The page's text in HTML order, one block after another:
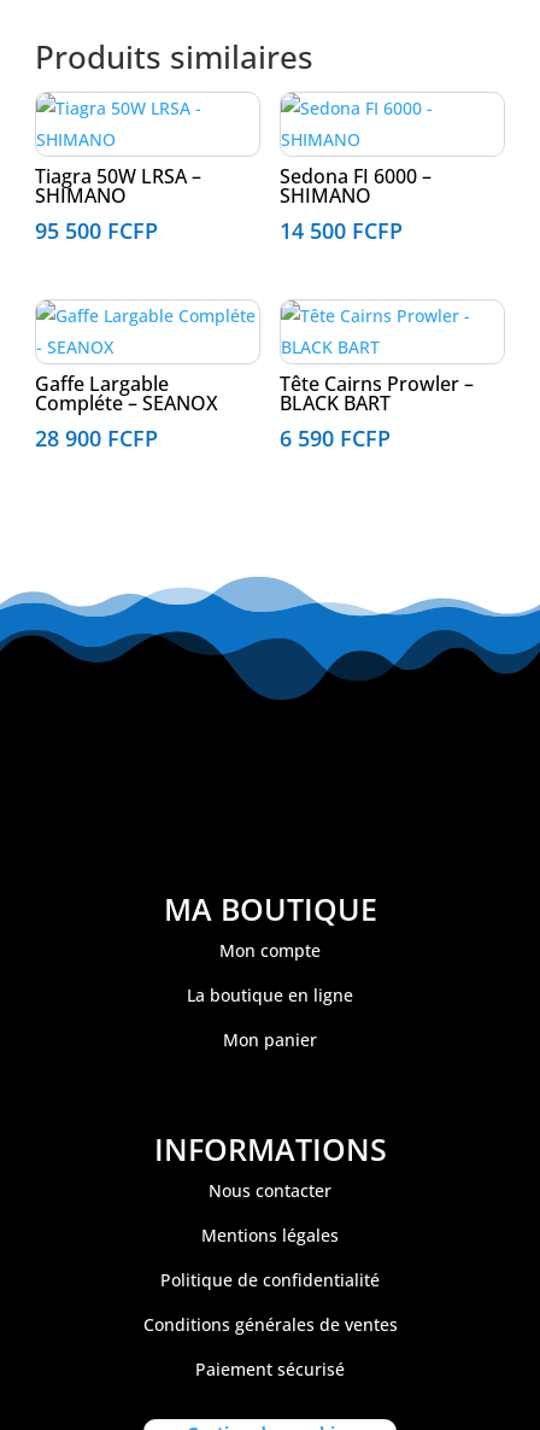
Produits similaires
Tiagra 50W LRSA –
SHIMANO
95 500 FCFP
Sedona FI 6000 –
SHIMANO
14 500 FCFP
Gaffe Largable
Compléte – SEANOX
28 900 FCFP
Tête Cairns Prowler –
BLACK BART
6 590 FCFP
MA BOUTIQUE
Mon compte
La boutique en ligne
Mon panier
INFORMATIONS
Nous contacter
Mentions légales
Politique de confidentialité
Conditions générales de ventes
Paiement sécurisé